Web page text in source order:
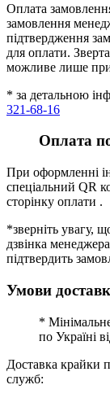
Оплата
замовлення
підтвердження
для оплати.
можливе лише при
* за детальною
321-68-16
Оплата
При оформленні
спеціальний QR
сторінку оплати .
*зверніть увагу,
дзвінка
підтвердить
Умови
*
по Україні
Доставка крайки
служб: